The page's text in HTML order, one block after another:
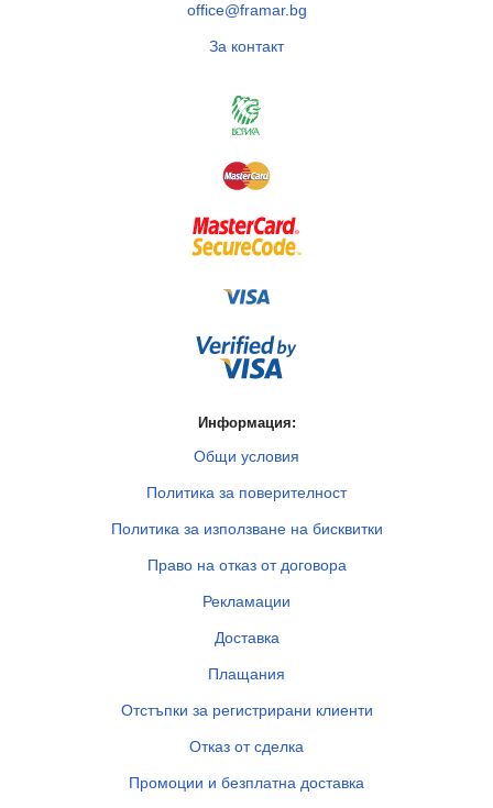
office@framar.bg
За контакт
Информация:
Общи условия
Политика за поверителност
Политика за използване на бисквитки
Право на отказ от договора
Рекламации
Доставка
Плащания
Отстъпки за регистрирани клиенти
Отказ от сделка
Промоции и безплатна доставка